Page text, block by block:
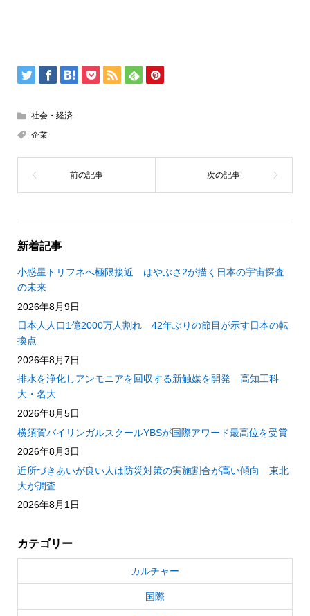
社会・経済
企業
新着記事
小惑星トリフネへ極限接近 はやぶさ2が描く日本の宇宙探査
の未来
2026年8月9日
日本人人口1億2000万人割れ 42年ぶりの節目が示す日本の転
換点
2026年8月7日
排水を浄化しアンモニアを回収する新触媒を開発 高知工科
大・名大
2026年8月5日
横須賀バイリンガルスクールYBSが国際アワード最高位を受賞
2026年8月3日
近所づきあいが良い人は防災対策の実施割合が高い傾向 東北
大が調査
2026年8月1日
カテゴリー
カルチャー
国際